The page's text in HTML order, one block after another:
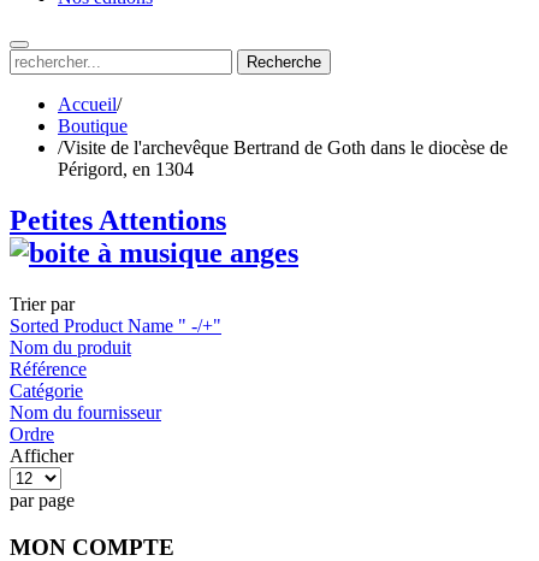
Recherche
Accueil/
Boutique
/Visite de l'archevêque Bertrand de Goth dans le diocèse de
Périgord, en 1304
Petites Attentions
Trier par
Sorted Product Name " -/+"
Nom du produit
Référence
Catégorie
Nom du fournisseur
Ordre
Afficher
par page
MON COMPTE